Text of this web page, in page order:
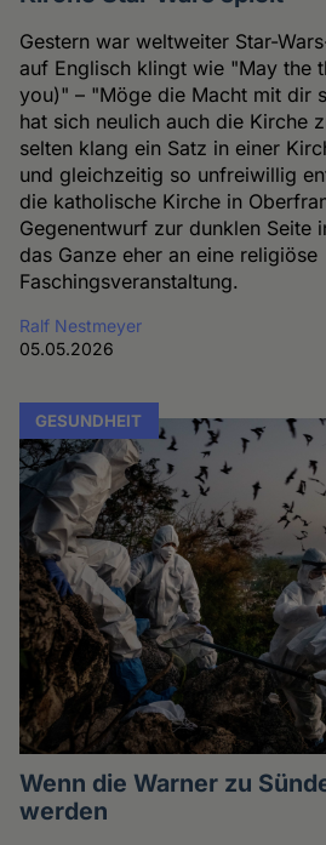
Gestern war weltweiter Star-
auf Englisch klingt wie "May the
you)" – "Möge die Macht mit dir
hat sich neulich auch die Kirche
selten klang ein Satz in einer
und gleichzeitig so unfreiwillig
die katholische Kirche in
Gegenentwurf zur dunklen Seite
das Ganze eher an eine religiöse
Faschingsveranstaltung.
Ralf Nestmeyer
05.05.2026
GESUNDHEIT
Wenn die Warner zu
werden